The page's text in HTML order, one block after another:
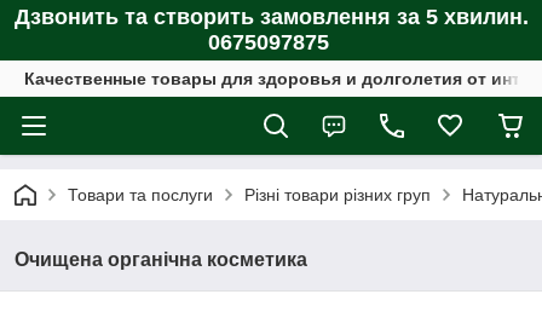
Дзвонить та створить замовлення за 5 хвилин.
0675097875
Качественные товары для здоровья и долголетия от
Товари та послуги Різні товари різних груп
Очищена органічна косметика